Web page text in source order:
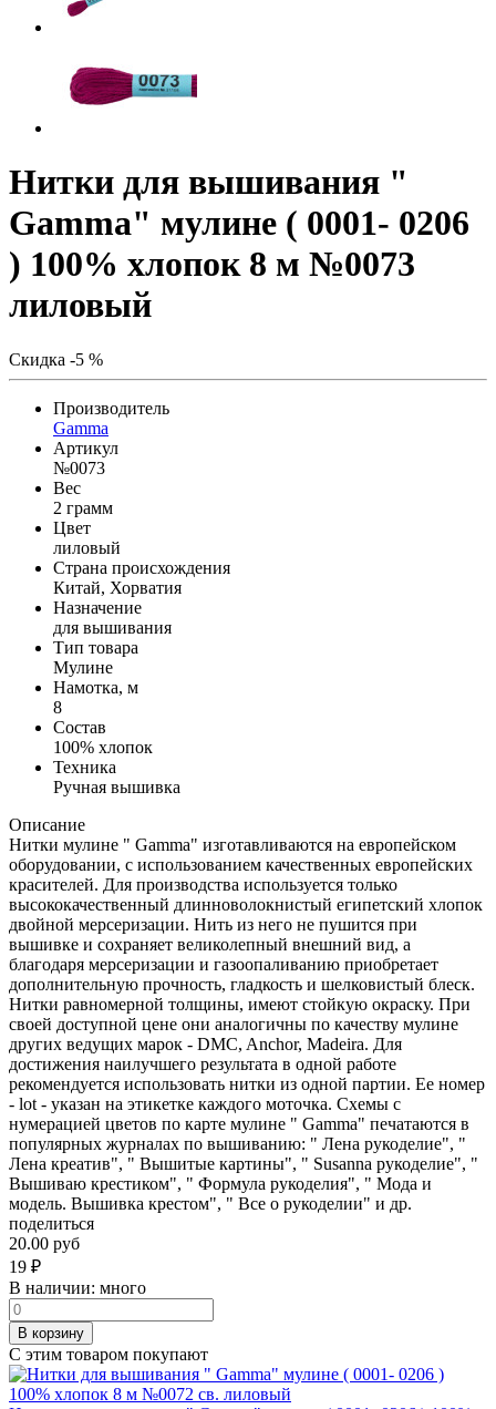
Нитки для вышивания "
Gamma" мулине ( 0001- 0206
) 100% хлопок 8 м №0073
лиловый
Скидка -5 %
Производитель
Gamma
Артикул
№0073
Вес
2 грамм
Цвет
лиловый
Страна происхождения
Китай, Хорватия
Назначение
для вышивания
Тип товара
Мулине
Намотка, м
8
Состав
100% хлопок
Техника
Ручная вышивка
Описание
Нитки мулине " Gamma" изготавливаются на европейском
оборудовании, с использованием качественных европейских
красителей. Для производства используется только
высококачественный длинноволокнистый египетский хлопок
двойной мерсеризации. Нить из него не пушится при
вышивке и сохраняет великолепный внешний вид, а
благодаря мерсеризации и газоопаливанию приобретает
дополнительную прочность, гладкость и шелковистый блеск.
Нитки равномерной толщины, имеют стойкую окраску. При
своей доступной цене они аналогичны по качеству мулине
других ведущих марок - DMC, Anchor, Madeira. Для
достижения наилучшего результата в одной работе
рекомендуется использовать нитки из одной партии. Ее номер
- lot - указан на этикетке каждого моточка. Схемы с
нумерацией цветов по карте мулине " Gamma" печатаются в
популярных журналах по вышиванию: " Лена рукоделие", "
Лена креатив", " Вышитые картины", " Susanna рукоделие", "
Вышиваю крестиком", " Формула рукоделия", " Мода и
модель. Вышивка крестом", " Все о рукоделии" и др.
поделиться
20.00 руб
19 ₽
В наличии: много
В корзину
С этим товаром покупают